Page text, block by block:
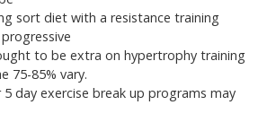
sort diet with a resistance training
to be extra on hypertrophy training
75-85% vary.
day exercise break up programs may